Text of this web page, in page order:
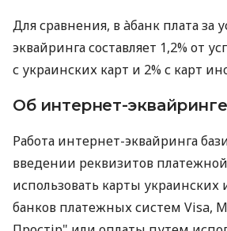
Для сравнения, в àбанк плата за
эквайринга составляет 1,2% от
с украинских карт и 2% с карт
Об интернет-эквайринге
Работа интернет-эквайринга
введении реквизитов
использовать карты
банков платежных систем Visa,